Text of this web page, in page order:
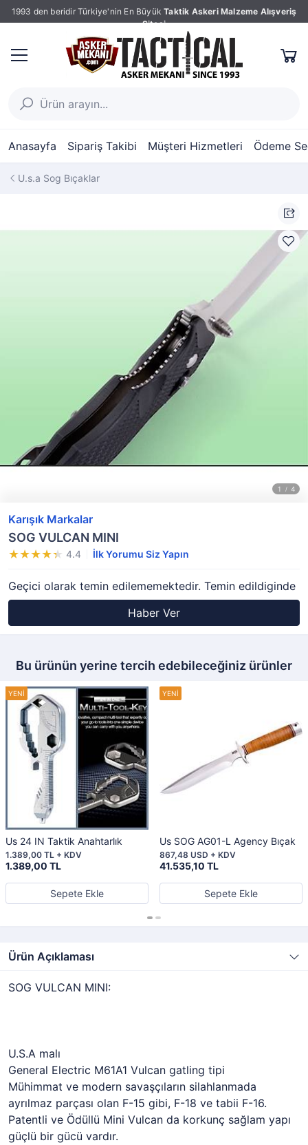
1993 den beridir Türkiye'nin En Büyük Taktik Askeri Malzeme Alışveriş
Sitesi
Anasayfa Sipariş Takibi Müşteri Hizmetleri Ödeme
U.s.a Sog Bıçaklar
Karışık Markalar
SOG VULCAN MINI
4.4 İlk Yorumu Siz Yapın
Geçici olarak temin edilememektedir. Temin edildiginde
Haber Ver
Bu ürünün yerine tercih edebileceğiniz ürünler
Us 24 IN Taktik Anahtarlık
1.389,00 TL
1.389,00 TL + KDV
Sepete Ekle
Us SOG AG01-L Agency Bıçak
41.535,10 TL
867,48 USD + KDV
Sepete Ekle
Ürün Açıklaması
SOG VULCAN MINI:
U.S.A malı
General Electric M61A1 Vulcan gatling tipi
Mühimmat ve modern savaşçıların silahlanmada
ayrılmaz parçası olan F-15 gibi, F-18 ve tabii F-16.
Patentli ve Ödüllü Mini Vulcan da korkunç sağlam yapı
güçlü bir gücü vardır.